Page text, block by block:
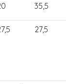
35,5
27,5